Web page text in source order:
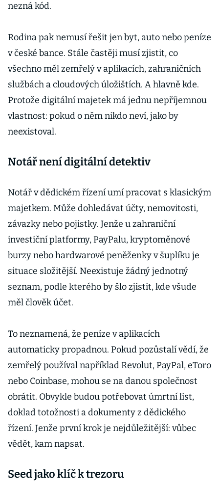
nezná kód.
Rodina pak nemusí řešit jen byt, auto nebo peníze
v české bance. Stále častěji musí zjistit, co
všechno měl zemřelý v aplikacích, zahraničních
službách a cloudových úložištích. A hlavně kde.
Protože digitální majetek má jednu nepříjemnou
vlastnost: pokud o něm nikdo neví, jako by
neexistoval.
Notář není digitální detektiv
Notář v dědickém řízení umí pracovat s klasickým
majetkem. Může dohledávat účty, nemovitosti,
závazky nebo pojistky. Jenže u zahraniční
investiční platformy, PayPalu, kryptoměnové
burzy nebo hardwarové peněženky v šuplíku je
situace složitější. Neexistuje žádný jednotný
seznam, podle kterého by šlo zjistit, kde všude
měl člověk účet.
To neznamená, že peníze v aplikacích
automaticky propadnou. Pokud pozůstalí vědí, že
zemřelý používal například Revolut, PayPal, eToro
nebo Coinbase, mohou se na danou společnost
obrátit. Obvykle budou potřebovat úmrtní list,
doklad totožnosti a dokumenty z dědického
řízení. Jenže první krok je nejdůležitější: vůbec
vědět, kam napsat.
Seed jako klíč k trezoru